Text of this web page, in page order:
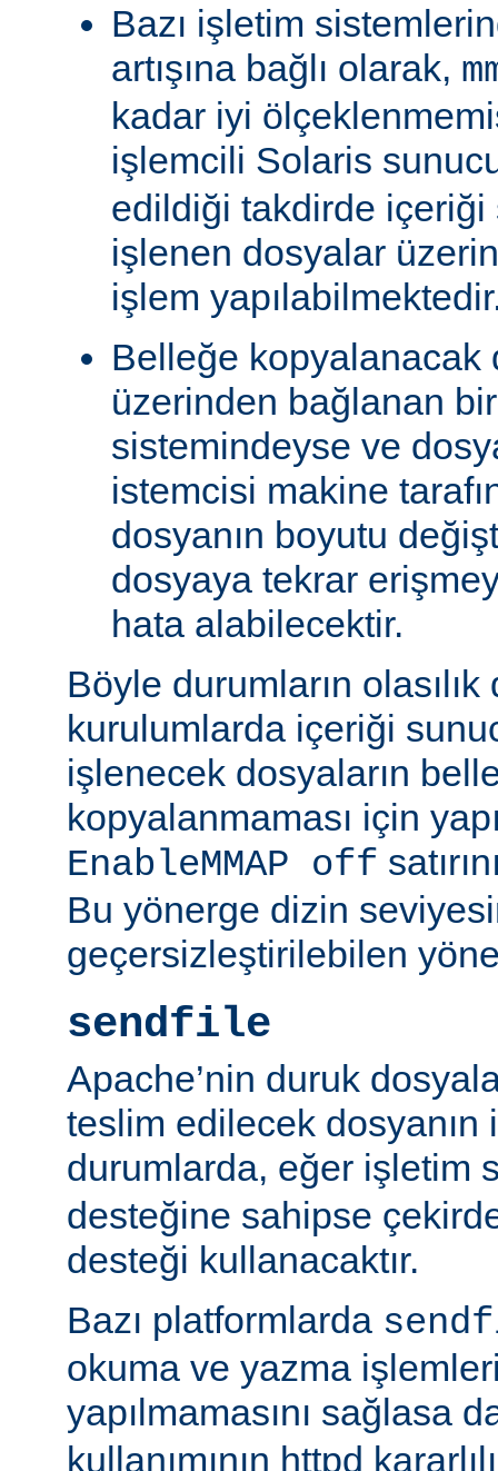
Bazı işletim
artışına bağlı olarak,
kadar iyi
işlemcili Solaris
edildiği takdirde içeriği
işlenen dosyalar
işlem
Belleğe kopyalanacak
üzerinden bağlanan
sistemindeyse ve
istemcisi makine
dosyanın boyutu
dosyaya tekrar
hata alabilecektir.
Böyle durumların
kurulumlarda içeriği
işlenecek dosyaların
kopyalanmaması için
EnableMMAP off
Bu yönerge dizin
geçersizleştirilebilen
sendfile
Apache’nin duruk
teslim edilecek dosyanın
durumlarda, eğer işletim
desteğine sahipse
desteği kullanacaktır.
Bazı platformlarda
okuma ve yazma
yapılmamasını sağlasa
kullanımının httpd